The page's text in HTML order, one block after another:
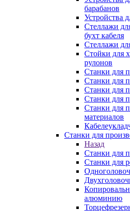
барабанов
Устройства
Стеллажи
бухт кабеля
Стеллажи
Стойки для
рулонов
Станки для
Станки для
Станки для
Станки для
Станки для
материалов
Станки для
Назад
Станки для
Станки для
алюминию